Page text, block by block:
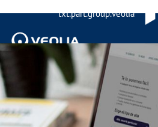
txt.part.group.veolia